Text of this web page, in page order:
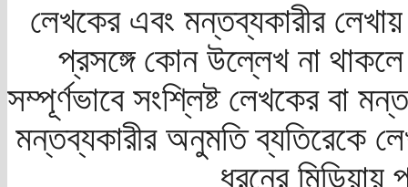
লেখকের এবং মন্তব্যকারীর
প্রসঙ্গে কোন উল্লেখ না
সম্পূর্ণভাবে সংশ্লিষ্ট লেখকের বা
মন্তব্যকারীর অনুমতি ব্যতিরেকে
ধরনের মিডিয়ায়